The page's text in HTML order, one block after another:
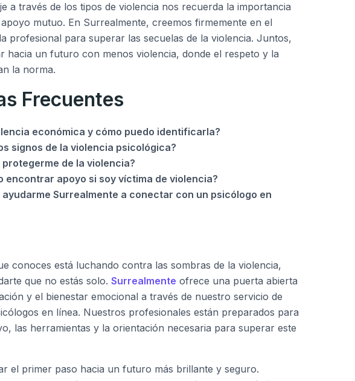
a través de los tipos de violencia nos recuerda la importancia
mutuo. En Surrealmente, creemos firmemente en el
profesional para superar las secuelas de la violencia. Juntos,
hacia un futuro con menos violencia, donde el respeto y la
la norma.
Frecuentes
económica y cómo puedo identificarla?
signos de la violencia psicológica?
protegerme de la violencia?
encontrar apoyo si soy víctima de violencia?
ayudarme Surrealmente a conectar con un psicólogo en
conoces está luchando contra las sombras de la violencia,
que no estás solo. Surrealmente ofrece una puerta abierta
y el bienestar emocional a través de nuestro servicio de
en línea. Nuestros profesionales están preparados para
las herramientas y la orientación necesaria para superar este
el primer paso hacia un futuro más brillante y seguro.